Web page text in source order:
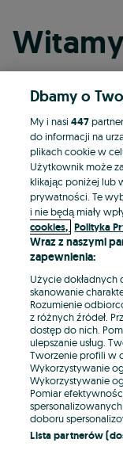
E-mail
Hasło
Dbamy o
My i nasi447
do informacji na
plikach cookie w
Użytkownik może
klikając poniżej lub
prywatności. Te
i nie będą miały
cookies, Polityka
Wraz z naszymi
zapewnienia:
Użycie
skanowanie
Rozumienie
z różnych źródeł.
dostęp do nich.
ulepszanie usług.
Tworzenie profili w
Wykorzystywanie
Wykorzystywanie
Pomiar
doboru
Lista partnerów